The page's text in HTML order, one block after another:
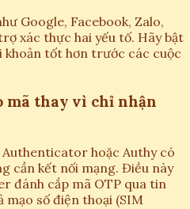
Google, Facebook, Zalo,
xác thực hai yếu tố. Hãy bật
khoản tốt hơn trước các cuộc
mã thay vì chỉ nhận
hoặc Authy có
cần kết nối mạng. Điều này
đánh cắp mã OTP qua tin
mạo số điện thoại (SIM